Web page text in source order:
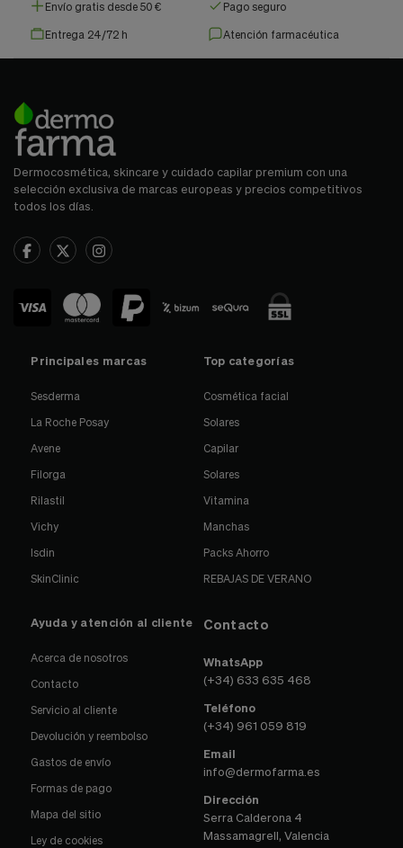
Envío gratis desde 50 € Pago seguro
Entrega 24/72 h Atención farmacéutica
Dermocosmética, skincare y cuidado capilar premium con una
selección exclusiva de marcas europeas y precios competitivos
todos los días.
Principales marcas
Sesderma
La Roche Posay
Avene
Filorga
Rilastil
Vichy
Isdin
SkinClinic
Top categorías
Cosmética facial
Solares
Capilar
Solares
Vitamina
Manchas
Packs Ahorro
REBAJAS DE VERANO
Ayuda y atención al cliente
Acerca de nosotros
Contacto
Servicio al cliente
Devolución y reembolso
Gastos de envío
Formas de pago
Mapa del sitio
Ley de cookies
Contacto
WhatsApp
(+34) 633 635 468
Teléfono
(+34) 961 059 819
Email
info@dermofarma.es
Dirección
Serra Calderona 4
Massamagrell, Valencia